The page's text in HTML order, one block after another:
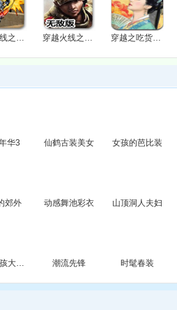
穿越火线之全面开战 穿越火线之飞虎队无敌版 穿越之吃货也有春天
华3 仙鹤古装美女 女孩的芭比装
郊外 动感舞池彩衣 山顶洞人夫妇
摇滚女孩大换装 潮流先锋 时髦春装